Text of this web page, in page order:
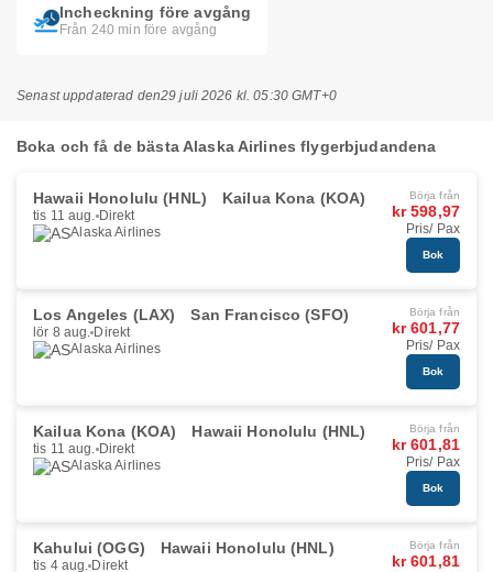
Incheckning före avgång
Från 240 min före avgång
Senast uppdaterad den29 juli 2026 kl. 05:30 GMT+0
Boka och få de bästa Alaska Airlines flygerbjudandena
Hawaii Honolulu (HNL) Kailua Kona (KOA)
tis 11 aug. Direkt
Alaska Airlines
Börja från
kr 598,97
Pris/ Pax
Bok
Los Angeles (LAX) San Francisco (SFO)
lör 8 aug. Direkt
Alaska Airlines
Börja från
kr 601,77
Pris/ Pax
Bok
Kailua Kona (KOA) Hawaii Honolulu (HNL)
tis 11 aug. Direkt
Alaska Airlines
Börja från
kr 601,81
Pris/ Pax
Bok
Kahului (OGG) Hawaii Honolulu (HNL)
tis 4 aug. Direkt
Börja från
kr 601,81